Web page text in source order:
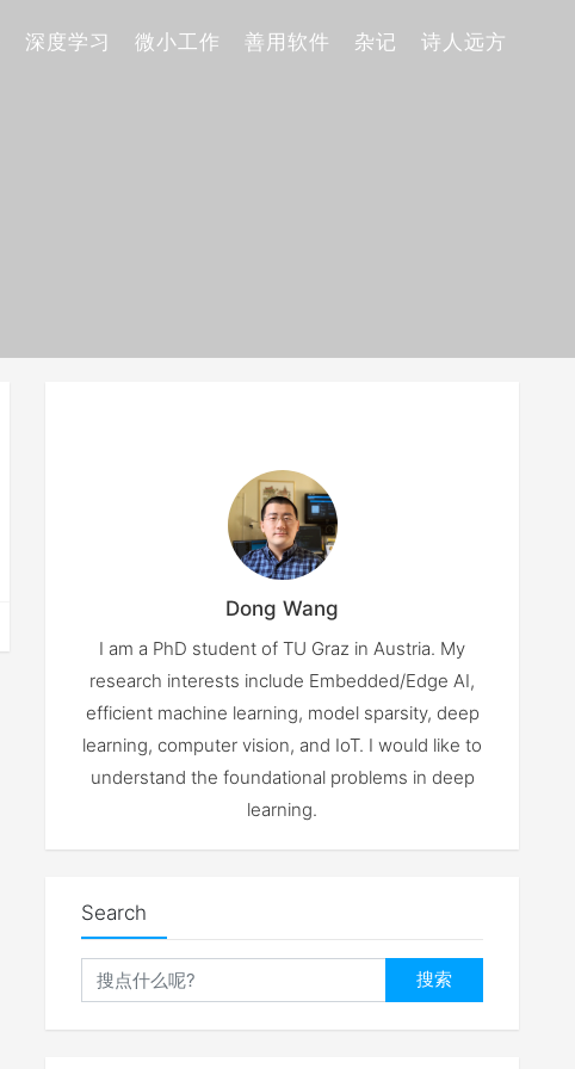
深度学习 微小工作 善用软件 杂记 诗人远方
Dong Wang
I am a PhD student of TU Graz in Austria. My
research interests include Embedded/Edge AI,
efficient machine learning, model sparsity, deep
learning, computer vision, and IoT. I would like to
understand the foundational problems in deep
learning.
Search
搜索